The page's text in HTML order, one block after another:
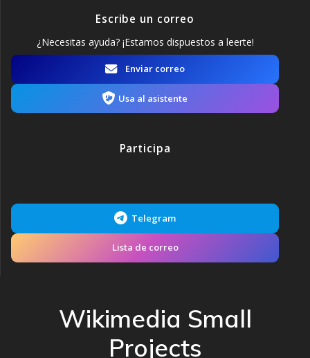
Escribe un correo
¿Necesitas ayuda? ¡Estamos dispuestos a leerte!
Enviar correo
Usa al asistente
Participa
Telegram
Lista de correo
Wikimedia Small
Projects